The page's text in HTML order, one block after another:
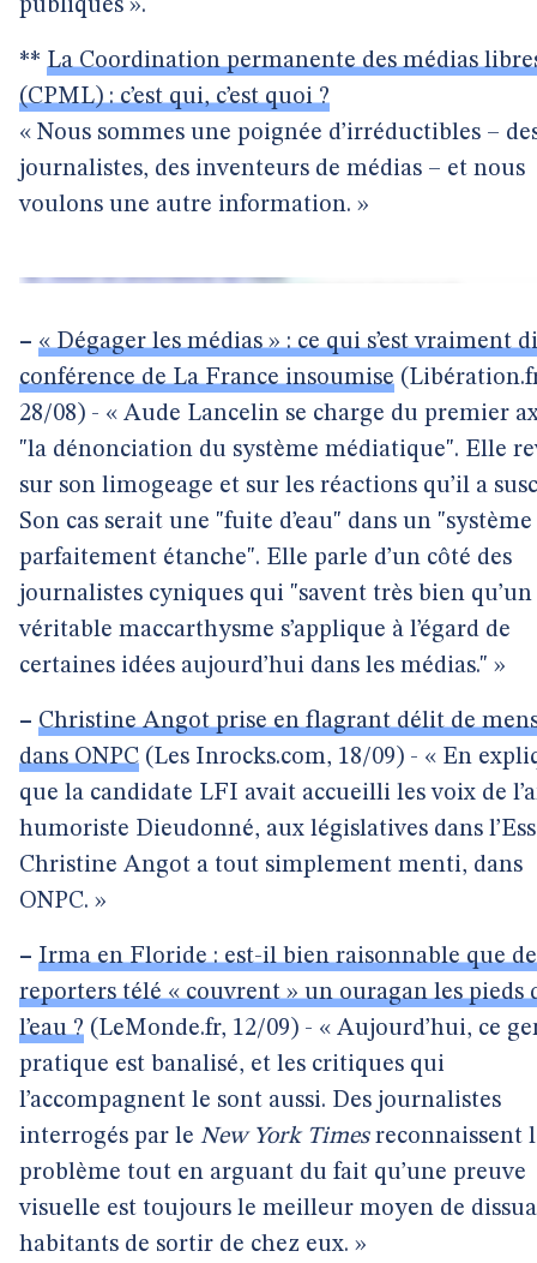
publiques ».
** La Coordination permanente des médias
(CPML) : c’est qui, c’est quoi ?
« Nous sommes une poignée d’irréductibles –
journalistes, des inventeurs de médias – et nous
voulons une autre information. »
– « Dégager les médias » : ce qui s’est vraiment
conférence de La France insoumise
28/08) - « Aude Lancelin se charge du premier
"la dénonciation du système médiatique". Elle
sur son limogeage et sur les réactions qu’il a
Son cas serait une "fuite d’eau" dans un "système
parfaitement étanche". Elle parle d’un côté des
journalistes cyniques qui "savent très bien qu’un
véritable maccarthysme s’applique à l’égard de
certaines idées aujourd’hui dans les médias." »
– Christine Angot prise en flagrant délit de
dans ONPC (Les Inrocks.com, 18/09) - « En
que la candidate LFI avait accueilli les voix de
humoriste Dieudonné, aux législatives dans
Christine Angot a tout simplement menti, dans
ONPC. »
– Irma en Floride : est-il bien raisonnable que
reporters télé « couvrent » un ouragan les pieds
l’eau ? (LeMonde.fr, 12/09) - « Aujourd’hui, ce
pratique est banalisé, et les critiques qui
l’accompagnent le sont aussi. Des journalistes
interrogés par le New York Timesreconnaissent
problème tout en arguant du fait qu’une preuve
visuelle est toujours le meilleur moyen de
habitants de sortir de chez eux. »